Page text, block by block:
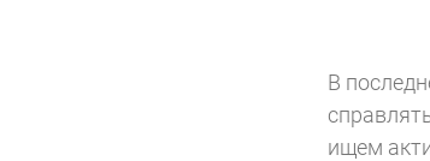
В
ищем